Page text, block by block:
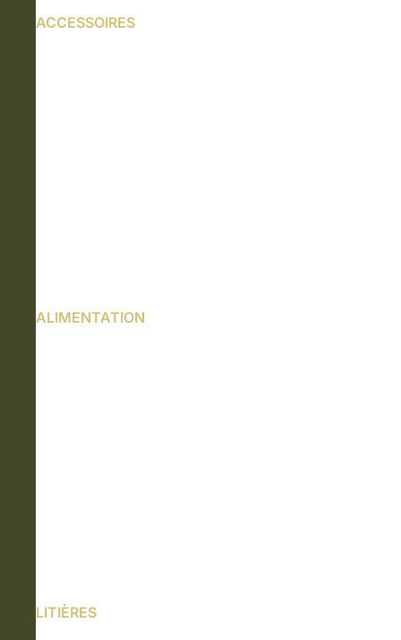
ACCESSOIRES
ALIMENTATION
LITIÈRES